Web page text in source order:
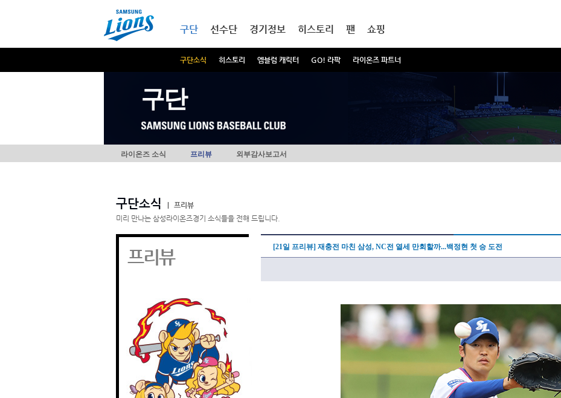
구단
구단소식 히스토리 엠블럼 캐릭터 GO! 라팍 라이온즈 파트너
선수단 경기정보 히스토리 팬 쇼핑
구단
라이온즈 소식 프리뷰 외부감사보고서
구단소식
프리뷰
미리 만나는 삼성라이온즈경기 소식들을 전해 드립니다.
프리뷰 [21일 프리뷰] 재충전 마친 삼성, NC전 열세 만회할까...백정현 첫 승 도전